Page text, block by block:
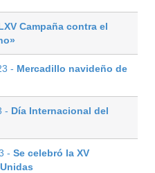
Campaña contra el
- Mercadillo navideño de
- Día Internacional del
- Se celebró la XV